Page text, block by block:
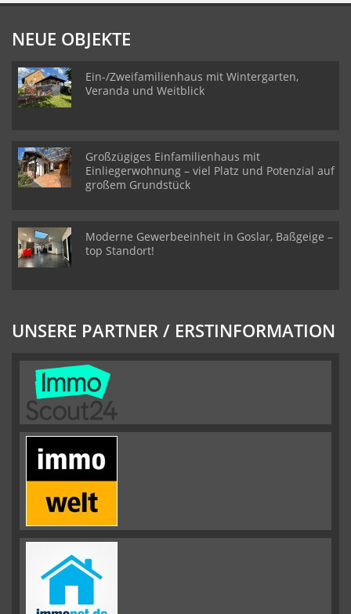
NEUE OBJEKTE
Ein-/Zweifamilienhaus mit Wintergarten,
Veranda und Weitblick
Großzügiges Einfamilienhaus mit
Einliegerwohnung – viel Platz und Potenzial auf
großem Grundstück
Moderne Gewerbeeinheit in Goslar, Baßgeige –
top Standort!
UNSERE PARTNER / ERSTINFORMATION